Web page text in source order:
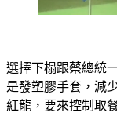
選擇下榻跟蔡總統
是發塑膠手套，減
紅龍，要來控制取